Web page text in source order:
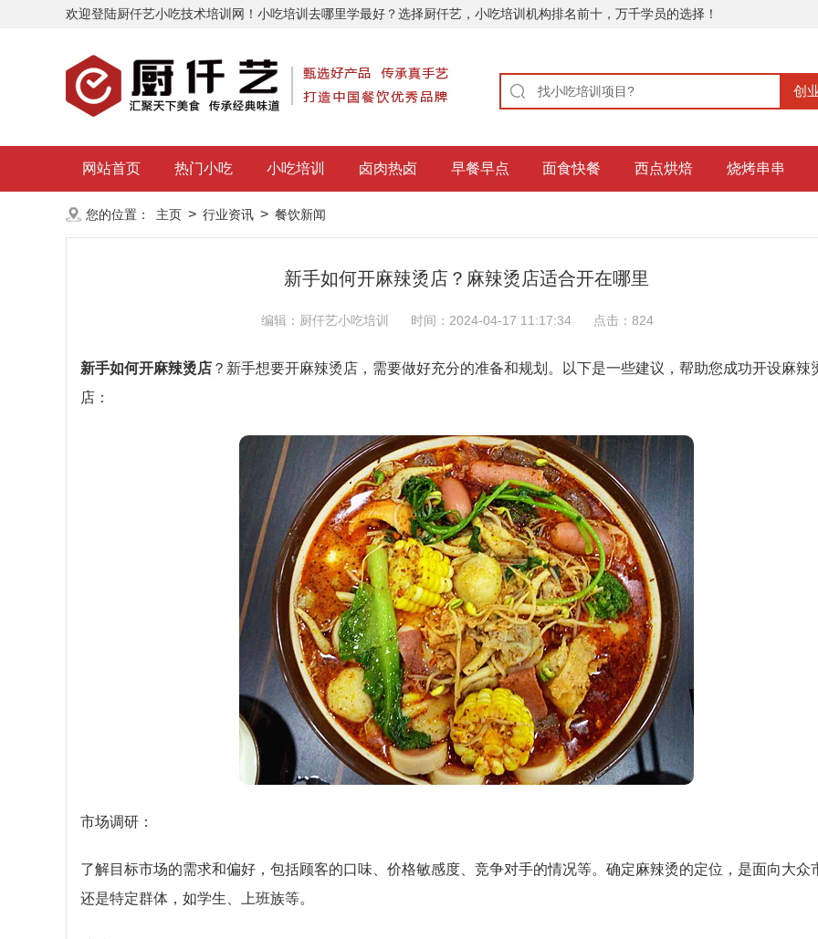
欢迎登陆厨仟艺小吃技术培训网！小吃培训去哪里学最好？选择厨仟艺，小吃培训机构排名前十，万千学员的选择！
网站首页 热门小吃 小吃培训 卤肉热卤 早餐早点 面食快餐 西点烘焙 烧烤串串
您的位置： 主页 > 行业资讯 > 餐饮新闻
新手如何开麻辣烫店？麻辣烫店适合开在哪里
编辑：厨仟艺小吃培训 时间：2024-04-17 11:17:34 点击： 824
新手如何开麻辣烫店 ？新手想要开麻辣烫店，需要做好充分的准备和规划。以下是一些建议，帮助您成功开设麻辣
店：
市场调研：
了解目标市场的需求和偏好，包括顾客的口味、价格敏感度、竞争对手的情况等。确定麻辣烫的定位，是面向大众
还是特定群体，如学生、上班族等。